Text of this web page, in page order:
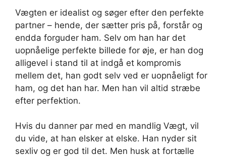
Vægten er idealist og søger efter den perfekte
partner – hende, der sætter pris på, forstår og
endda forguder ham. Selv om han har det
uopnåelige perfekte billede for øje, er han dog
alligevel i stand til at indgå et kompromis
mellem det, han godt selv ved er uopnåeligt for
ham, og det han har. Men han vil altid stræbe
efter perfektion.
Hvis du danner par med en mandlig Vægt, vil
du vide, at han elsker at elske. Han nyder sit
sexliv og er god til det. Men husk at fortælle